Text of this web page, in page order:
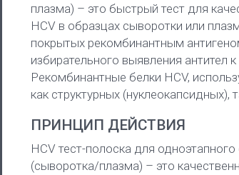
плазма) – это быстрый тест для
HCV в образцах сыворотки или
покрытых рекомбинантным
избирательного выявления антител
Рекомбинантные белки HCV,
как структурных (нуклеокапсидных),
ПРИНЦИП ДЕЙСТВИЯ
HCV тест-полоска для
(сыворотка/плазма) – это